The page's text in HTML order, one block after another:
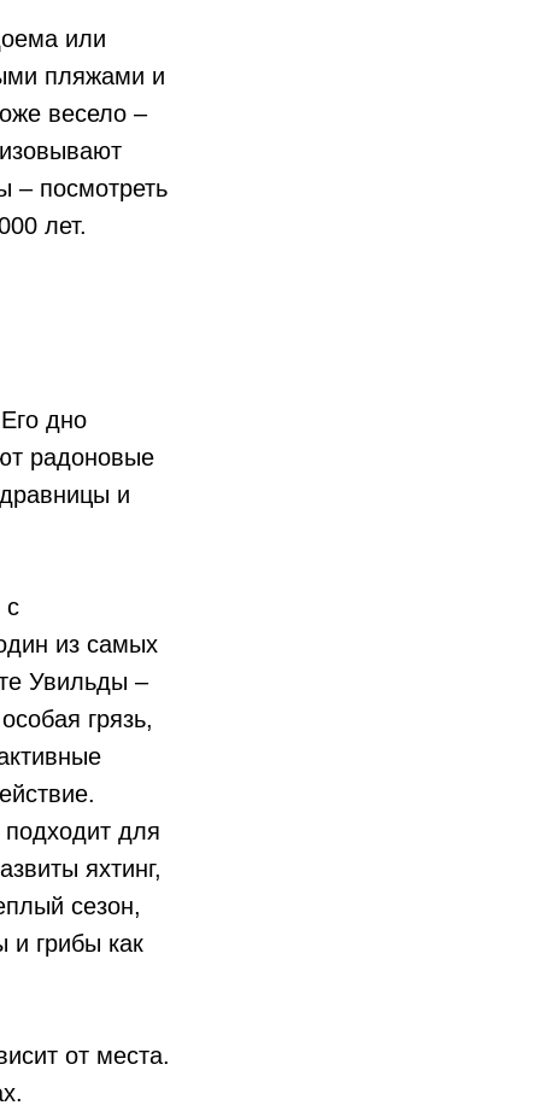
или
пляжами и
весело –
– посмотреть
лет.
дно
радоновые
и
с
из самых
Увильды –
грязь,
для
яхтинг,
сезон,
и грибы как
от места.